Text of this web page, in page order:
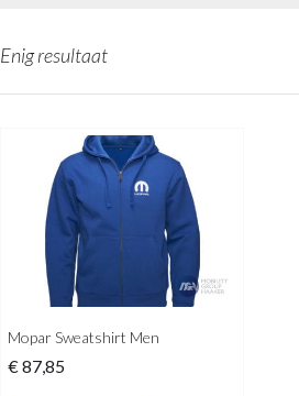
Enig resultaat
Mopar Sweatshirt Men
€87,85